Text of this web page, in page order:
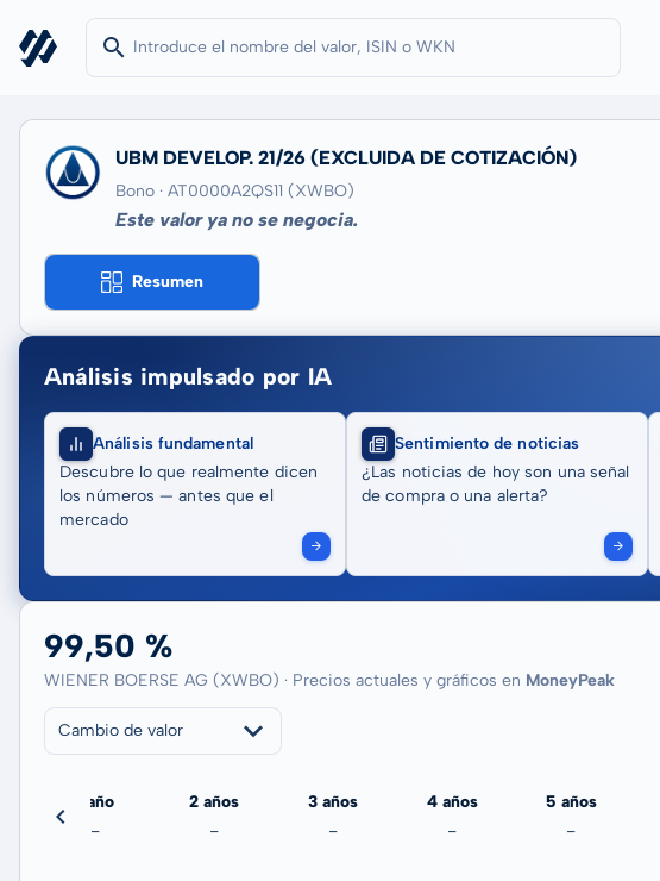
UBM DEVELOP. 21/26 (EXCLUIDA DE COTIZACIÓN)
Bono · AT0000A2QS11 (XWBO)
Este valor ya no se negocia.
Resumen
Análisis impulsado por IA
Análisis fundamental
Descubre lo que realmente dicen
los números — antes que el
mercado
Sentimiento de noticias
¿Las noticias de hoy son una señal
de compra o una alerta?
99,50 %
WIENER BOERSE AG (XWBO) · Precios actuales y gráficos en MoneyPeak
Cambio de valor
1 año
-
2 años
-
3 años
-
4 años
-
5 años
-